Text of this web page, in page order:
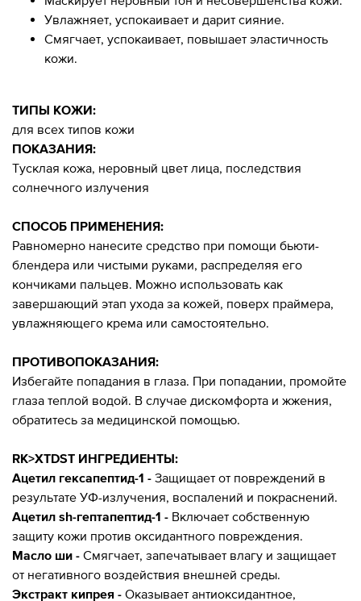
Увлажняет, успокаивает и дарит сияние.
Смягчает, успокаивает, повышает эластичность
кожи.
ТИПЫ КОЖИ:
для всех типов кожи
ПОКАЗАНИЯ:
Тусклая кожа, неровный цвет лица, последствия
солнечного излучения
СПОСОБ ПРИМЕНЕНИЯ:
Равномерно нанесите средство при помощи бьюти-
блендера или чистыми руками, распределяя его
кончиками пальцев. Можно использовать как
завершающий этап ухода за кожей, поверх праймера,
увлажняющего крема или самостоятельно.
ПРОТИВОПОКАЗАНИЯ:
Избегайте попадания в глаза. При попадании, промойте
глаза теплой водой. В случае дискомфорта и жжения,
обратитесь за медицинской помощью.
RK>XTDST ИНГРЕДИЕНТЫ:
Ацетил гексапептид-1 - Защищает от повреждений в
результате УФ-излучения, воспалений и покраснений.
Ацетил sh-гептапептид-1 - Включает собственную
защиту кожи против оксидантного повреждения.
Масло ши - Смягчает, запечатывает влагу и защищает
от негативного воздействия внешней среды.
Экстракт кипрея - Оказывает антиоксидантное,